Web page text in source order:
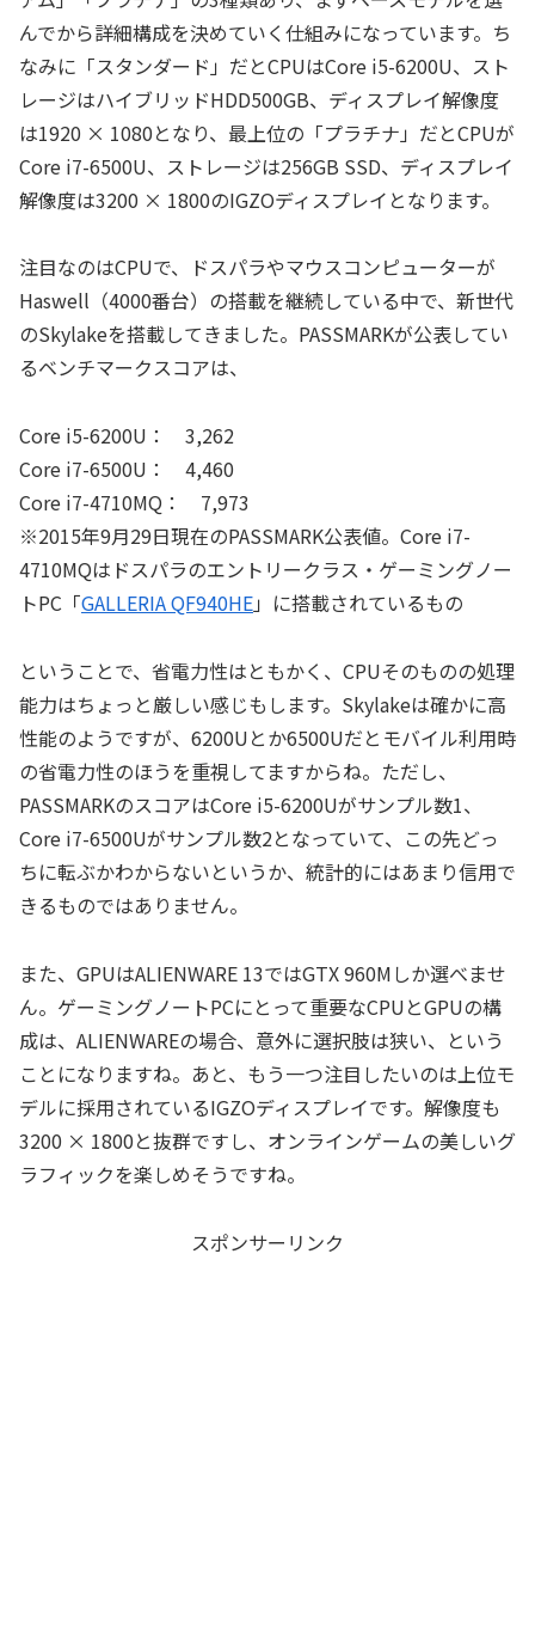
んでから詳細構成を決めていく仕組みになっています。ち
なみに「スタンダード」だとCPUはCore i5-6200U、スト
レージはハイブリッドHDD500GB、ディスプレイ解像度
は1920 × 1080となり、最上位の「プラチナ」だとCPUが
Core i7-6500U、ストレージは256GB SSD、ディスプレイ
解像度は3200 × 1800のIGZOディスプレイとなります。
注目なのはCPUで、ドスパラやマウスコンピューターが
Haswell（4000番台）の搭載を継続している中で、新世代
のSkylakeを搭載してきました。PASSMARKが公表してい
るベンチマークスコアは、
Core i5-6200U： 3,262
Core i7-6500U： 4,460
Core i7-4710MQ： 7,973
※2015年9月29日現在のPASSMARK公表値。Core i7-
4710MQはドスパラのエントリークラス・ゲーミングノー
トPC「GALLERIA QF940HE」に搭載されているもの
ということで、省電力性はともかく、CPUそのものの処理
能力はちょっと厳しい感じもします。Skylakeは確かに高
性能のようですが、6200Uとか6500Uだとモバイル利用時
の省電力性のほうを重視してますからね。ただし、
PASSMARKのスコアはCore i5-6200Uがサンプル数1、
Core i7-6500Uがサンプル数2となっていて、この先どっ
ちに転ぶかわからないというか、統計的にはあまり信用で
きるものではありません。
また、GPUはALIENWARE 13ではGTX 960Mしか選べませ
ん。ゲーミングノートPCにとって重要なCPUとGPUの構
成は、ALIENWAREの場合、意外に選択肢は狭い、という
ことになりますね。あと、もう一つ注目したいのは上位モ
デルに採用されているIGZOディスプレイです。解像度も
3200 × 1800と抜群ですし、オンラインゲームの美しいグ
ラフィックを楽しめそうですね。
スポンサーリンク